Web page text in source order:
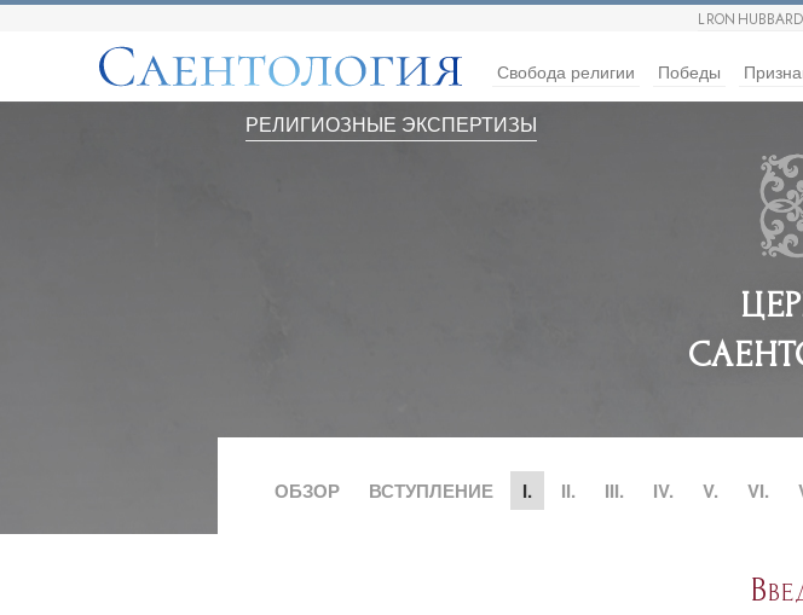
L RON
Свобода религии Победы
РЕЛИГИОЗНЫЕ ЭКСПЕРТИЗЫ
ОБЗОР ВСТУПЛЕНИЕ I. II. III. IV. V. VI.